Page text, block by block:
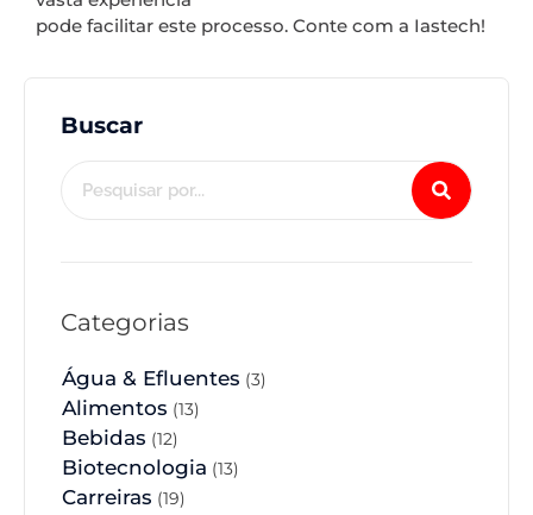
pode facilitar este processo. Conte com a Iastech!
Buscar
Categorias
Água & Efluentes (3)
Alimentos (13)
Bebidas (12)
Biotecnologia (13)
Carreiras (19)